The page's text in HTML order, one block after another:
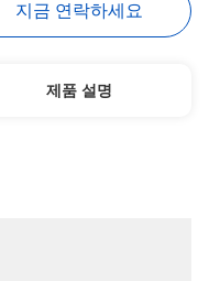
지금 연락하세요
제품 설명